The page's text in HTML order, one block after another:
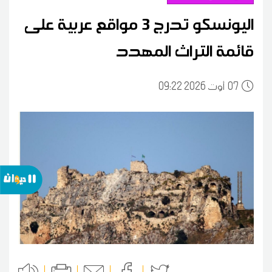
اليونسكو تدرج 3 مواقع عربية على
قائمة التراث المهدد
0709:22 2026 أوت